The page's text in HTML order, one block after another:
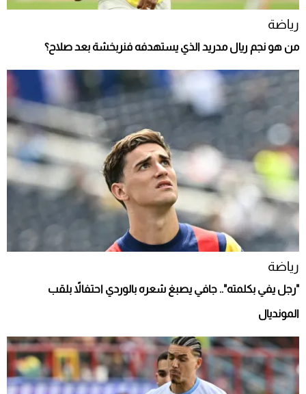
رياضة
من هو نجم ريال مدريد الذي يستهدفه فنربخشة بعد صلاح؟
رياضة
"رجل يفي بكلمته".. جافي يصبغ شعره بالوردي احتفالاً بلقب
المونديال